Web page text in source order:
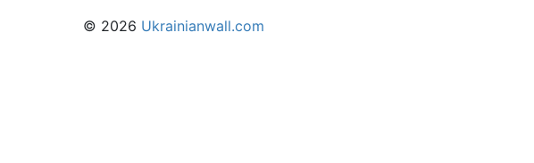
© 2026 Ukrainianwall.com